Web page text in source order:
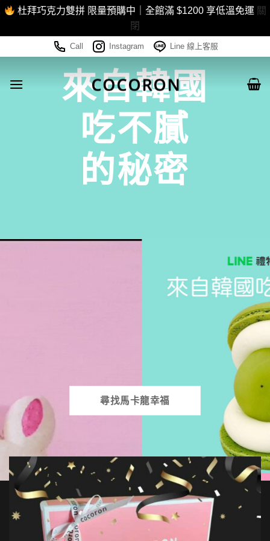
杜拜巧克力雙拼 限量預購中｜全館滿 $1200 享低溫免運 關
閉
to
Call Instagram Line 線上客服
來自韓國
吃不膩
的秘密
尋找馬卡龍幸福